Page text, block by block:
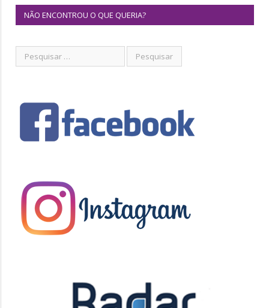
NÃO ENCONTROU O QUE QUERIA?